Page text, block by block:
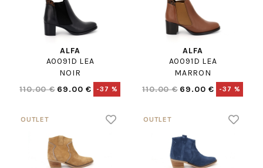
ALFA
A0091D LEA
NOIR
110.00 € 69.00 € -37 %
ALFA
A0091D LEA
MARRON
110.00 € 69.00 € -37 %